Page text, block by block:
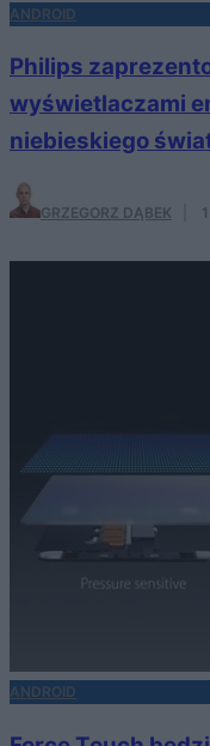
ANDROID
Philips
wyświetlaczami
niebieskiego
GRZEGORZ DĄBEK
ANDROID